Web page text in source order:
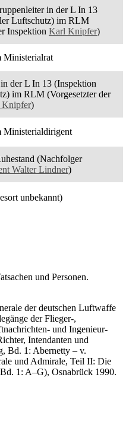
in der L In 13
Luftschutz) im RLM
Inspektion Karl Knipfer)
Ministerialrat
der L In 13 (Inspektion
im RLM (Vorgesetzter der
)
Ministerialdirigent
(Nachfolger
Walter Lindner)
unbekannt)
und Personen.
der deutschen Luftwaffe
der Flieger-,
und Ingenieur-
Intendanten und
Bd. 1: Abernetty – v.
und Admirale, Teil II: Die
1: A–G), Osnabrück 1990.